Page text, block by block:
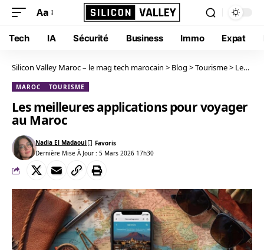
Aa
Tech IA Sécurité Business Immo Expat
Silicon Valley Maroc – le mag tech marocain > Blog >Tourisme> Les meilleures applications pour voyager au Maroc
MAROC TOURISME
Les meilleures applications pour voyager
au Maroc
Dernière Mise À Jour : 5 Mars 2026 17h30
Nadia El Madaoui